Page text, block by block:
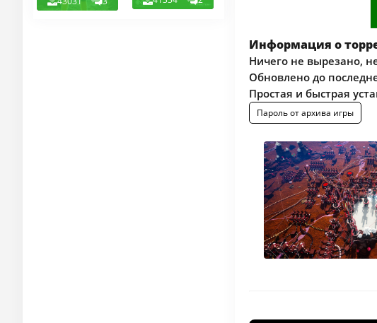
Информация о
Ничего не вырезано,
Обновлено до
Простая и быстрая
Пароль от архива игры